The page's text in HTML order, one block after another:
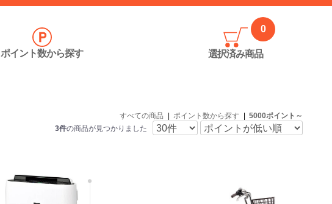
すべての商品 ポイント数から探す
5000ポイント～
3件の商品が見つかりました
ポイント数から探す
0
選択済み商品